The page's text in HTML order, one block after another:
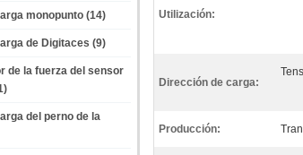
monopunto (14)
de Digitaces (9)
de la fuerza del sensor
del perno de la
Utilización:
Dirección de carga:
Producción: